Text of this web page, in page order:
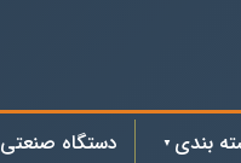
بندی دستگاه صنعتی